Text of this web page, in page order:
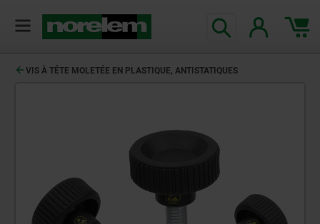
VIS À TÊTE MOLETÉE EN PLASTIQUE, ANTISTATIQUES